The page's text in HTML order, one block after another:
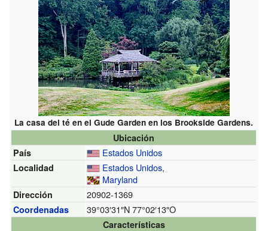
La casa del té en el Gude Garden en los Brookside Gardens.
Ubicación
País
Estados Unidos
Localidad Estados Unidos,
Maryland
Dirección 20902-1369
Coordenadas 39°03′31″N77°02′13″O
Características